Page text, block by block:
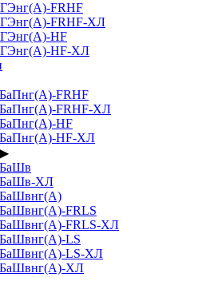
FRHF
FRHF-ХЛ
HF
HF-ХЛ
FRHF
FRHF-ХЛ
HF
HF-ХЛ
▶
ХЛ
FRLS
FRLS-ХЛ
LS
LS-ХЛ
ХЛ